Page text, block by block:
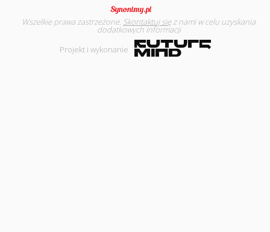
Wszelkie prawa zastrzeżone. Skontaktuj sięz nami w celu uzyskania
dodatkowych informacji
Projekt i wykonanie